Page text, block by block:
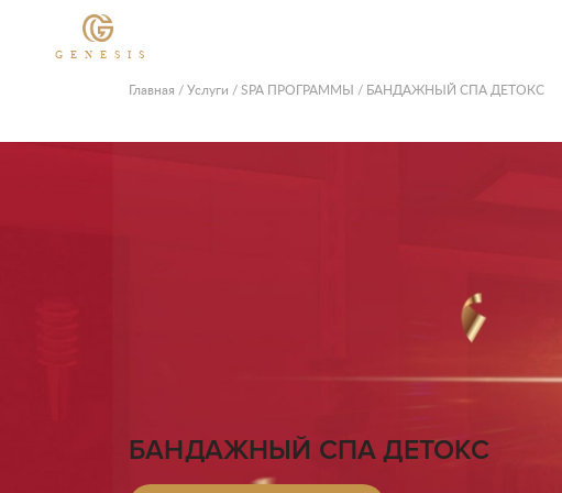
GENESIS
Главная /Услуги /SPA ПРОГРАММЫ / БАНДАЖНЫЙ СПА ДЕТОКС
БАНДАЖНЫЙ СПА ДЕТОКС